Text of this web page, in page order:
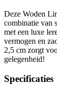
Deze Woden
combinatie van
met een luxe
vermogen en
2,5 cm zorgt
gelegenheid!
Specificaties